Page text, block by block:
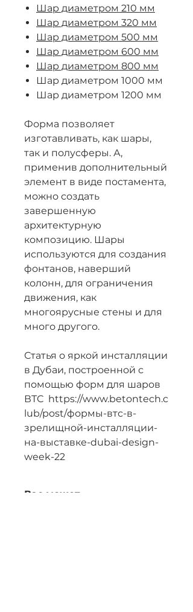
Шар диаметром 210 мм
Шар диаметром 320 мм
Шар диаметром 500 мм
Шар диаметром 600 мм
Шар диаметром 800 мм
Шар диаметром 1000 мм
Шар диаметром 1200 мм
Форма позволяет
изготавливать, как шары,
так и полусферы. А,
применив дополнительный
элемент в виде постамента,
можно создать
завершенную
архитектурную
композицию. Шары
используются для создания
фонтанов, наверший
колонн, для ограничения
движения, как
многоярусные стены и для
много другого.
Статья о яркой инсталляции
в Дубаи, построенной с
помощью форм для шаров
ВТС https://www.betontech.c
lub/post/формы-втс-в-
зрелищной-инсталляции-
на-выставке-dubai-design-
week-22
Вас может